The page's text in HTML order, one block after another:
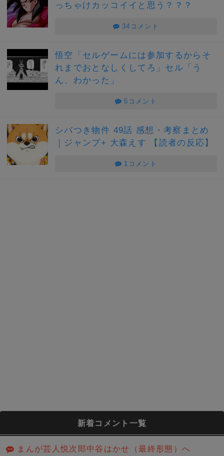
っちゃけカッコイイと思う？？？
34コメント
悟空「セルゲームには参加するからそ
れまでおとなしくしてろ」セル「う
ん、わかった」
5コメント
シバつき物件 49話 感想・考察まとめ
｜ジャンプ+ 大森えす 【読者の反応】
1コメント
新着コメント一覧
まんが芸人悦次郎中谷はかせ（最終形態）へ